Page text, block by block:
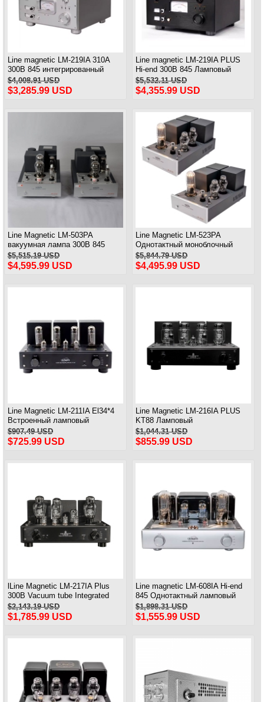
Line magnetic LM-219IA 310A
300B 845 интегрированный
усилитель Однотактный
усилитель мощности класса А
$4,008.91 USD
$3,285.99 USD
Line magnetic LM-219IA PLUS
Hi-end 300B 845 Ламповый
несимметричный усилитель
мощности класса А
$5,532.11 USD
$4,355.99 USD
Line Magnetic LM-503PA
вакуумная лампа 300B 845
Двойной моноблочный
усилитель мощности класса A
Однотактный 24 Вт * 2 пары
$5,515.19 USD
$4,595.99 USD
Line Magnetic LM-523PA
Однотактный моноблочный
усилитель мощности 300B 805
класса A, пара
$5,844.79 USD
$4,495.99 USD
Line Magnetic LM-211IA El34*4
Встроенный ламповый
усилитель Двухтактный
усилитель 32 Вт*2
(ультралинейный) 15 Вт*2
$907.49 USD
$725.99 USD
Line Magnetic LM-216IA PLUS
KT88 Ламповый
интегрированный усилитель
HIFI HIEND Bluetooth 45 Вт*2
$1,044.31 USD
$855.99 USD
lLine Magnetic LM-217IA Plus
300B Vacuum tube Integrated
Amplifier Single Ended Class A
tube Amplifer 8W+8W
$2,143.19 USD
$1,785.99 USD
Line magnetic LM-608IA Hi-end
845 Однотактный ламповый
интегрированный усилитель
класса А
$1,898.31 USD
$1,555.99 USD